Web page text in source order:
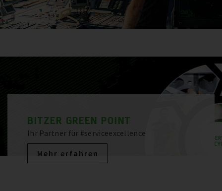
BITZER GREEN POINT
Ihr Partner für #serviceexcellence
Mehr erfahren